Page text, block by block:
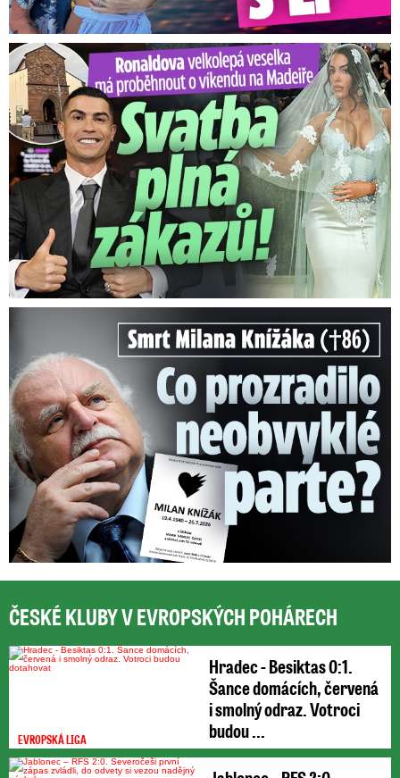
Ronaldova velkolepá veselka na Madeiře: Svatba plná zákazů!
Smrt Milana Knížáka (†86): Co prozradilo neobvyklé parte?
ČESKÉ KLUBY V EVROPSKÝCH POHÁRECH
EVROPSKÁ LIGA
Hradec - Besiktas 0:1.
Šance domácích, červená
i smolný odraz. Votroci
budou ...